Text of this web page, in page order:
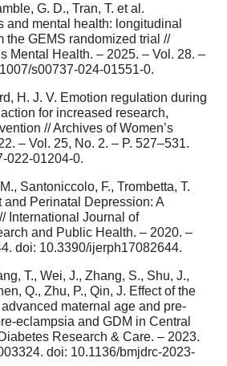
G. D., Tran, T. et al.
and mental health: longitudinal
the GEMS randomized trial //
Mental Health. – 2025. – Vol. 28. –
s00737-024-01551-0.
H. J. V. Emotion regulation during
for increased research,
// Archives of Women’s
– Vol. 25, No. 2. – P. 527–531.
022-01204-0.
Santoniccolo, F., Trombetta, T.
and Perinatal Depression: A
International Journal of
and Public Health. – 2020. –
doi: 10.3390/ijerph17082644.
T., Wei, J., Zhang, S., Shu, J.,
Q., Zhu, P., Qin, J. Effect of the
maternal age and pre-
eclampsia and GDM in Central
Research & Care. – 2023.
doi: 10.1136/bmjdrc-2023-